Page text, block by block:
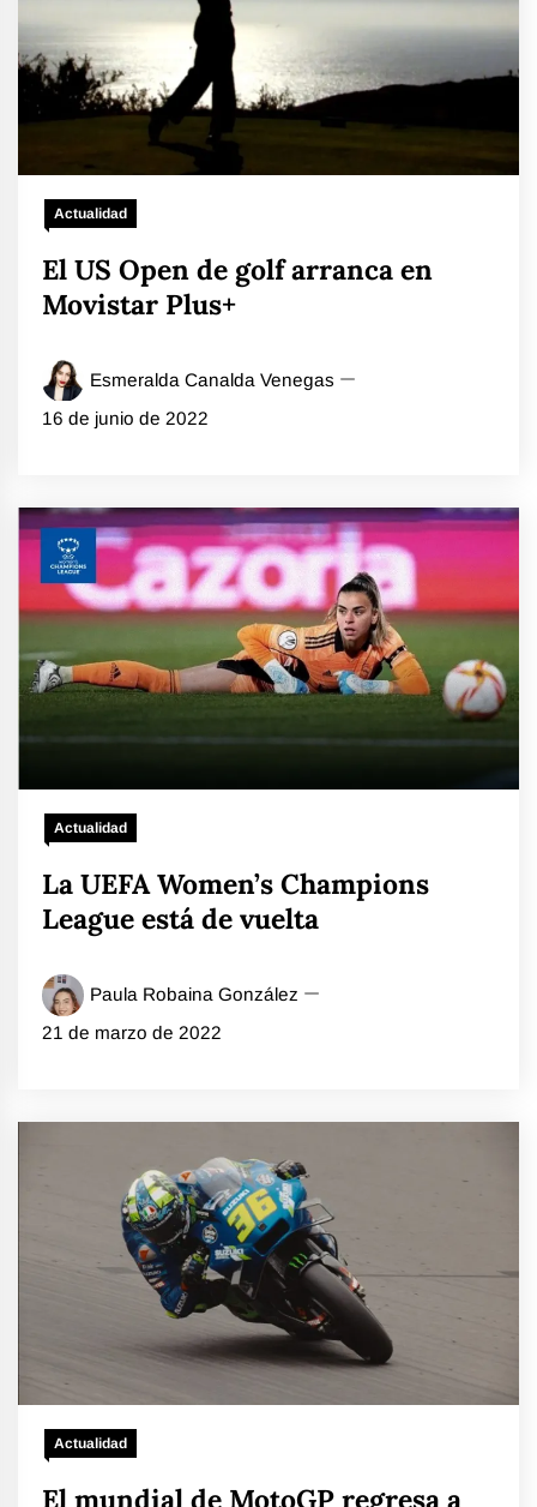
Actualidad
El US Open de golf arranca en
Movistar Plus+
Esmeralda Canalda Venegas
16 de junio de 2022
Actualidad
La UEFA Women’s Champions
League está de vuelta
Paula Robaina González
21 de marzo de 2022
Actualidad
El mundial de MotoGP regresa a